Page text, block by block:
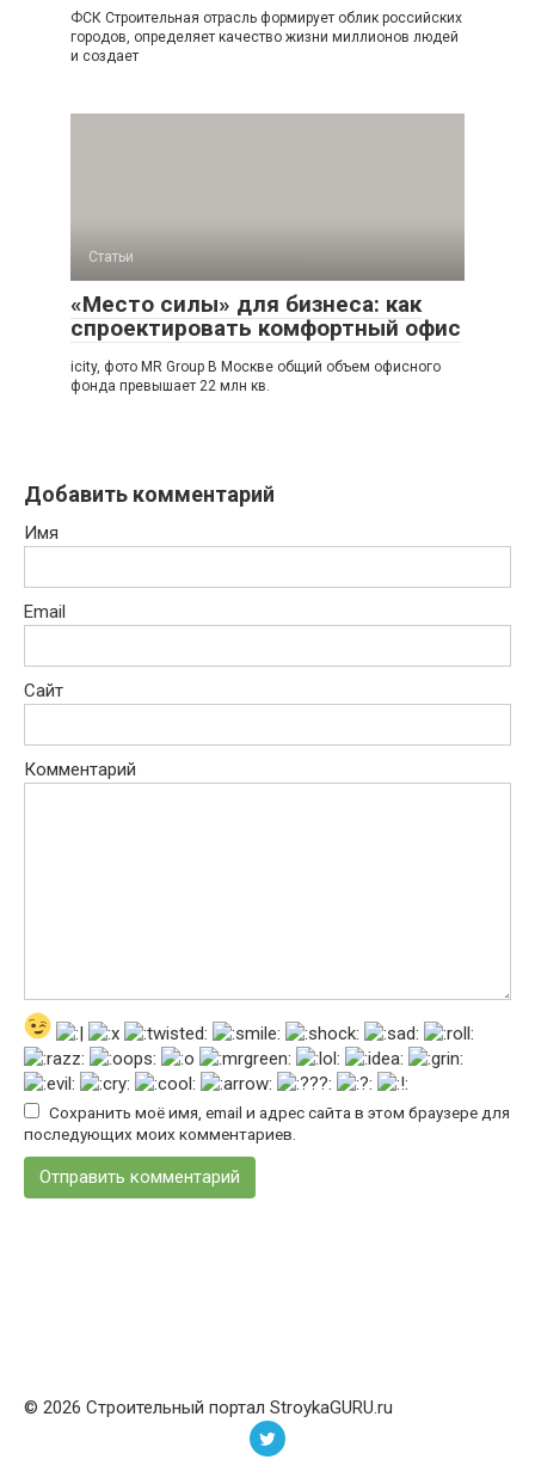
ФСК Строительная отрасль формирует облик российских
городов, определяет качество жизни миллионов людей
и создает
Статьи
«Место силы» для бизнеса: как
спроектировать комфортный офис
icity, фото MR Group В Москве общий объем офисного
фонда превышает 22 млн кв.
Добавить комментарий
Имя
Email
Сайт
Комментарий
Сохранить моё имя, email и адрес сайта в этом браузере для
последующих моих комментариев.
© 2026 Строительный портал StroykaGURU.ru